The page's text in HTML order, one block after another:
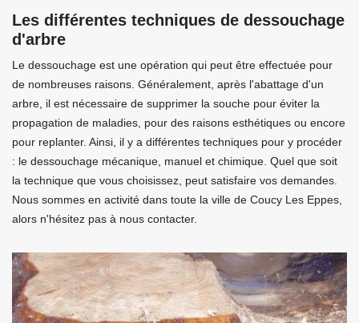
Les différentes techniques de dessouchage
d'arbre
Le dessouchage est une opération qui peut être effectuée pour
de nombreuses raisons. Généralement, après l'abattage d'un
arbre, il est nécessaire de supprimer la souche pour éviter la
propagation de maladies, pour des raisons esthétiques ou encore
pour replanter. Ainsi, il y a différentes techniques pour y procéder
: le dessouchage mécanique, manuel et chimique. Quel que soit
la technique que vous choisissez, peut satisfaire vos demandes.
Nous sommes en activité dans toute la ville de Coucy Les Eppes,
alors n'hésitez pas à nous contacter.